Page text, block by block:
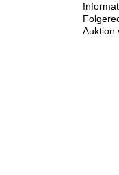
Auktion